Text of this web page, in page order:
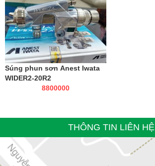
Súng phun sơn Anest Iwata
WIDER2-20R2
8800000
THÔNG TIN LIÊN HỆ